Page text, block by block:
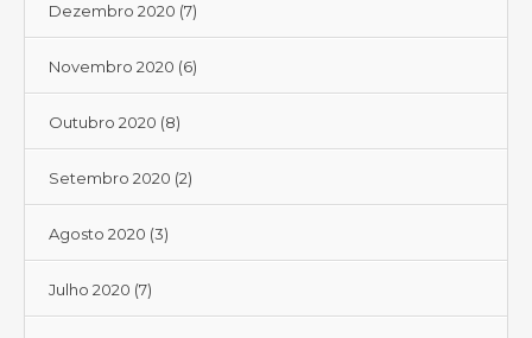
Dezembro 2020 (7)
Novembro 2020 (6)
Outubro 2020 (8)
Setembro 2020 (2)
Agosto 2020 (3)
Julho 2020 (7)